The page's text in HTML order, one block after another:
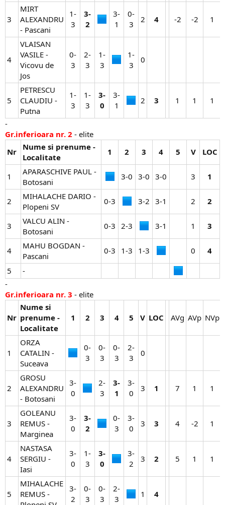
3
MIRT
ALEXANDRU
- Pascani
1-
3​
3-
2
3-
1​
0-
3​
2​ 4 -2​ -2​ 1​
4
VLAISAN
VASILE -
Vicovu de
Jos
0-
3​
2-
3​
1-
3​
1-
3​
0​
5
PETRESCU
CLAUDIU -
Putna
1-
3​
1-
3​
3-
0
3-
1​
2​ 3 1​ 1​ 1​
-
Gr.inferioara nr. 2 - elite
Nr
Nume si prenume -
Localitate
1 2 3 4 5 V LOC
1
APARASCHIVE PAUL -
Botosani
3-0​ 3-0​ 3-0​ 3​ 1
2
MIHALACHE DARIO -
Plopeni SV
0-3​ 3-2​ 3-1​ 2​ 2
3
VALCU ALIN -
Botosani
0-3​ 2-3​ 3-1​ 1​ 3
4
MAHU BOGDAN -
Pascani
0-3​ 1-3​ 1-3​ 0​
4
5
-
-
Gr.inferioara nr. 3 - elite
Nr
Nume si
prenume -
Localitate
1 2 3 4 5 V LOC AVg​ AVp​ NVp​
1
ORZA
CATALIN -
Suceava
0-
3​
0-
3​
0-
3​
2-
3​
0​
2
GROSU
ALEXANDRU
- Botosani
3-
0​
2-
3​
3-
1
3-
0​
3​ 1 7​ 1​ 1​
3
GOLEANU
REMUS -
Marginea
3-
0​
3-
2
0-
3​
3-
0​
3​ 3 4​ -2​ 1​
4
NASTASA
SERGIU -
Iasi
3-
0​
1-
3​
3-
0
3-
2​
3​ 2 5​ 1​ 1​
5
MIHALACHE
REMUS -
3-
2​
0-
3​
0-
3​
2-
3​
1​ 4